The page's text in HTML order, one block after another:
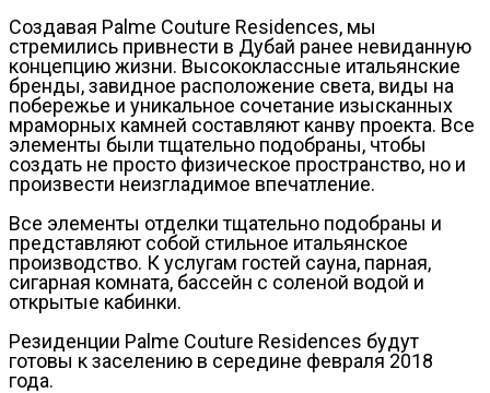
Создавая Palme Couture Residences, мы
стремились привнести в Дубай ранее невиданную
концепцию жизни. Высококлассные итальянские
бренды, завидное расположение света, виды на
побережье и уникальное сочетание изысканных
мраморных камней составляют канву проекта. Все
элементы были тщательно подобраны, чтобы
создать не просто физическое пространство, но и
произвести неизгладимое впечатление.
Все элементы отделки тщательно подобраны и
представляют собой стильное итальянское
производство. К услугам гостей сауна, парная,
сигарная комната, бассейн с соленой водой и
открытые кабинки.
Резиденции Palme Couture Residences будут
готовы к заселению в середине февраля 2018
года.